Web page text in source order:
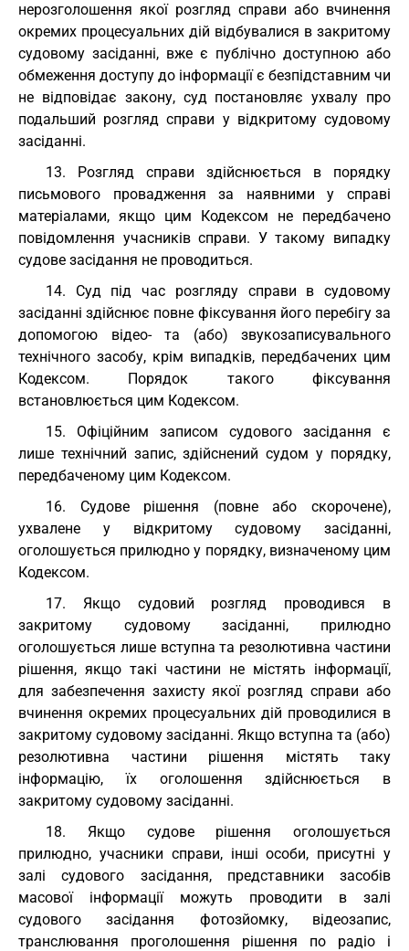
нерозголошення якої розгляд справи або вчинення
окремих процесуальних дій відбувалися в закритому
судовому засіданні, вже є публічно доступною або
обмеження доступу до інформації є безпідставним чи
не відповідає закону, суд постановляє ухвалу про
подальший розгляд справи у відкритому судовому
засіданні.
13. Розгляд справи здійснюється в порядку
письмового провадження за наявними у справі
матеріалами, якщо цим Кодексом не передбачено
повідомлення учасників справи. У такому випадку
судове засідання не проводиться.
14. Суд під час розгляду справи в судовому
засіданні здійснює повне фіксування його перебігу за
допомогою відео- та (або) звукозаписувального
технічного засобу, крім випадків, передбачених цим
Кодексом. Порядок такого фіксування
встановлюється цим Кодексом.
15. Офіційним записом судового засідання є
лише технічний запис, здійснений судом у порядку,
передбаченому цим Кодексом.
16. Судове рішення (повне або скорочене),
ухвалене у відкритому судовому засіданні,
оголошується прилюдно у порядку, визначеному цим
Кодексом.
17. Якщо судовий розгляд проводився в
закритому судовому засіданні, прилюдно
оголошується лише вступна та резолютивна частини
рішення, якщо такі частини не містять інформації,
для забезпечення захисту якої розгляд справи або
вчинення окремих процесуальних дій проводилися в
закритому судовому засіданні. Якщо вступна та (або)
резолютивна частини рішення містять таку
інформацію, їх оголошення здійснюється в
закритому судовому засіданні.
18. Якщо судове рішення оголошується
прилюдно, учасники справи, інші особи, присутні у
залі судового засідання, представники засобів
масової інформації можуть проводити в залі
судового засідання фотозйомку, відеозапис,
транслювання проголошення рішення по радіо і